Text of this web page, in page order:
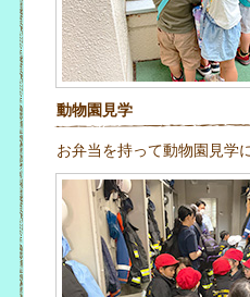
動物園見学
お弁当を持って動物園見学